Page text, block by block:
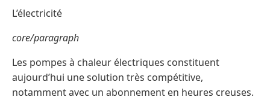
L’électricité
core/paragraph
Les pompes à chaleur électriques constituent
aujourd’hui une solution très compétitive,
notamment avec un abonnement en heures creuses.